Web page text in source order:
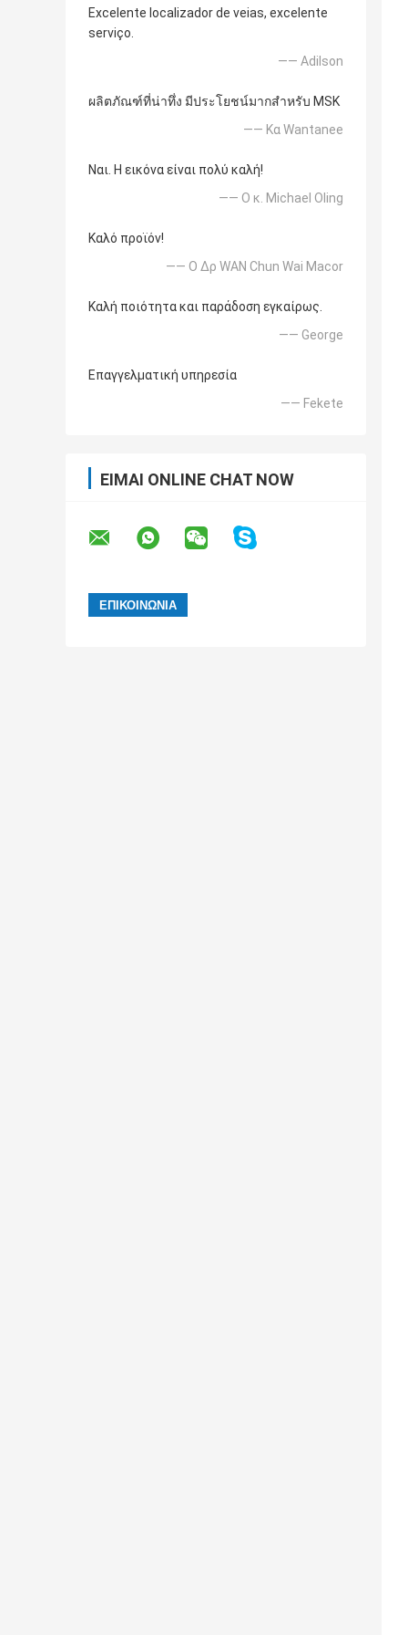
Excelente localizador de veias, excelente
serviço.
—— Adilson
ผลิตภัณฑ์ที่น่าทึ่ง มีประโยชน์มากสำหรับ MSK
—— Κα Wantanee
Ναι. Η εικόνα είναι πολύ καλή!
—— Ο κ. Michael Oling
Καλό προϊόν!
—— Ο Δρ WAN Chun Wai Macor
Καλή ποιότητα και παράδοση εγκαίρως.
—— George
Επαγγελματική υπηρεσία
—— Fekete
ΕΊΜΑΙ ONLINE CHAT NOW